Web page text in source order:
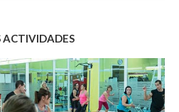
ACTIVIDADES